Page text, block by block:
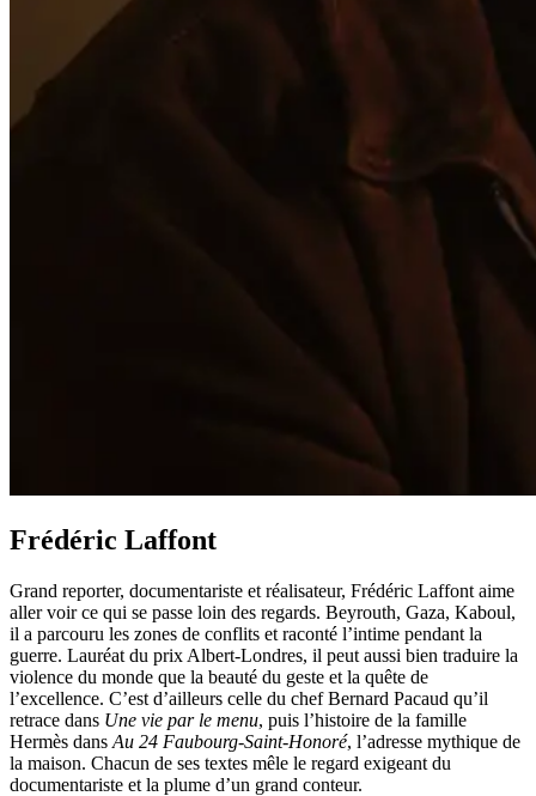
Frédéric Laffont
Grand reporter, documentariste et réalisateur, Frédéric Laffont aime
aller voir ce qui se passe loin des regards. Beyrouth, Gaza, Kaboul,
il a parcouru les zones de conflits et raconté l’intime pendant la
guerre. Lauréat du prix Albert-Londres, il peut aussi bien traduire la
violence du monde que la beauté du geste et la quête de
l’excellence. C’est d’ailleurs celle du chef Bernard Pacaud qu’il
retrace dans Une vie par le menu, puis l’histoire de la famille
Hermès dans Au 24 Faubourg-Saint‑Honoré, l’adresse mythique de
la maison. Chacun de ses textes mêle le regard exigeant du
documentariste et la plume d’un grand conteur.